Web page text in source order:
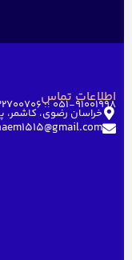
اطلاعات تماس
051-91001998 ؛؛ 09332700706
خراسان رضوی، کاشمر،